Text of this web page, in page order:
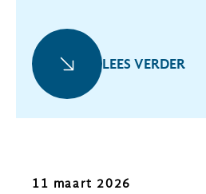
LEES VERDER
Kennis
11 maart 2026